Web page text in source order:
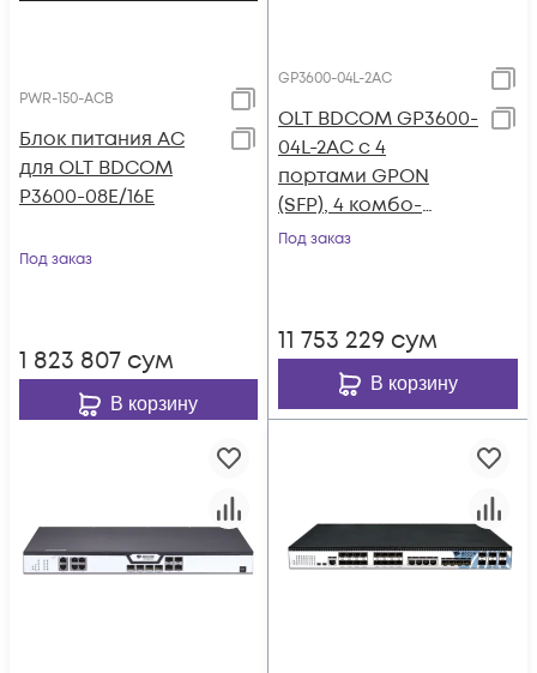
PWR-150-ACB
Блок питания AC
для OLT BDCOM
P3600-08E/16E
Под заказ
1 823 807 сум
В корзину
GP3600-04L-2AC
OLT BDCOM GP3600-
04L-2AC с 4
портами GPON
(SFP), 4 комбо-
портами, 4хSFP, 4
Под заказ
11 753 229 сум
В корзину